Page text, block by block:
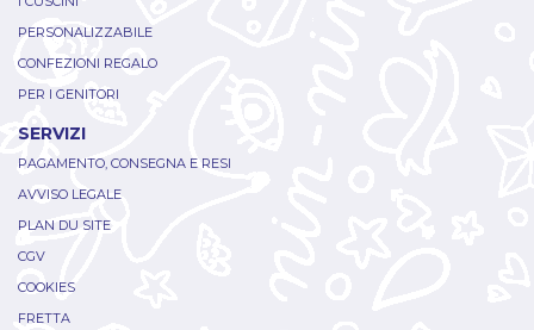
PERSONALIZZABILE
CONFEZIONI REGALO
PER I GENITORI
SERVIZI
PAGAMENTO, CONSEGNA E RESI
AVVISO LEGALE
PLAN DU SITE
CGV
COOKIES
FRETTA